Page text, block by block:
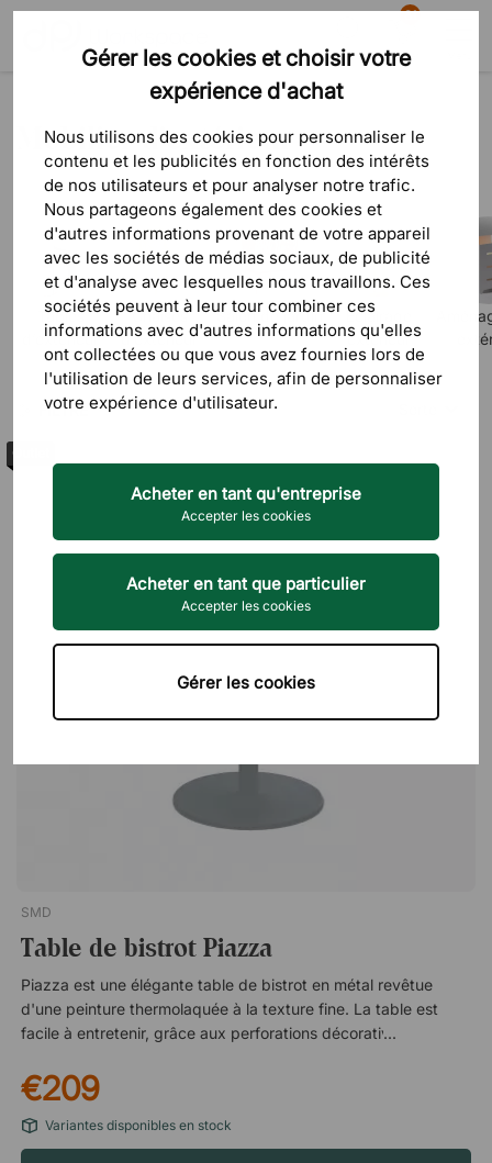
Gérer les cookies et choisir votre
expérience d'achat
Nous utilisons des cookies pour personnaliser le
contenu et les publicités en fonction des intérêts
de nos utilisateurs et pour analyser notre trafic.
Nous partageons également des cookies et
d'autres informations provenant de votre appareil
avec les sociétés de médias sociaux, de publicité
et d'analyse avec lesquelles nous travaillons. Ces
sociétés peuvent à leur tour combiner ces
informations avec d'autres informations qu'elles
ont collectées ou que vous avez fournies lors de
l'utilisation de leurs services, afin de personnaliser
votre expérience d'utilisateur.
Acheter en tant qu'entreprise
Accepter les cookies
Acheter en tant que particulier
Accepter les cookies
Gérer les cookies
Recherche
81
Panier
Mobilier d'extérieur
Mobilier d'extérieur
Tables
d’extérieur
Chaises
d’extérieur
Salon de jardin
Éclairage
extérieur
FILTRE
Prix le
Le plus
Outlet
SMD
Table de bistrot Piazza
Piazza est une élégante table de bistrot en métal revêtue
d'une peinture thermolaquée à la texture fine. La table est
facile à entretenir, grâce aux perforations décoratives qui
est facile à nettoyer. L'eau et la saleté s'écoulent facilement.
Peinture thermolaquée finement texturée.
€209
Variantes disponibles en stock